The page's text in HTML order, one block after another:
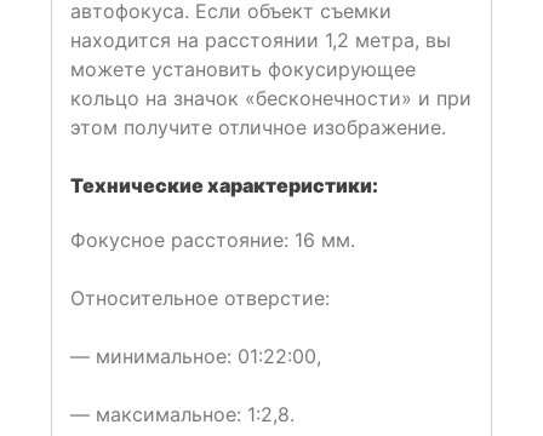
автофокуса. Если объект съемки
находится на расстоянии 1,2 метра, вы
можете установить фокусирующее
кольцо на значок «бесконечности» и при
этом получите отличное изображение.
Технические характеристики:
Фокусное расстояние: 16 мм.
Относительное отверстие:
— минимальное: 01:22:00,
— максимальное: 1:2,8.